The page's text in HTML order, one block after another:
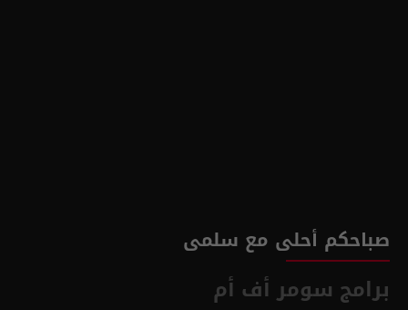
صباحكم أحلى مع سلمى
برامج سومر أف أم